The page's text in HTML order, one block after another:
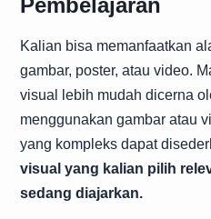
Pembelajaran
Kalian bisa memanfaatkan
gambar, poster, atau video.
visual lebih mudah dicerna
menggunakan gambar atau
yang kompleks dapat
visual yang kalian pilih
sedang diajarkan.